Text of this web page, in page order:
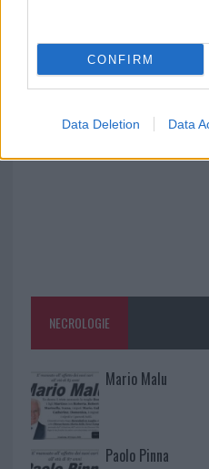
CONFIRM
Data Deletion Data
A fuoco un
vigili del fuoco a
NECROLOGIE
Mario Malu
Paolo Pinna